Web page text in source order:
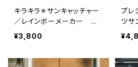
キラキラ✳︎サンキャッチャー
／レインボーメーカー 月
と星：bsc004
¥3,800
プレ
ツサ
ボー
イ